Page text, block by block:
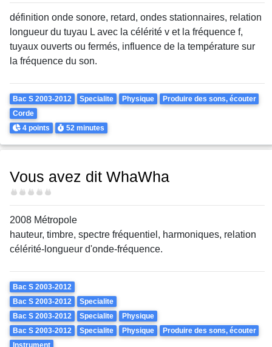
définition onde sonore, retard, ondes stationnaires, relation
longueur du tuyau L avec la célérité v et la fréquence f,
tuyaux ouverts ou fermés, influence de la température sur
la fréquence du son.
Theme
Bac S 2003-2012 Specialite Physique
Produire des sons, écouter
Corde
Points
4 points Durée
52 minutes
Vous avez dit WhaWha
Difficulté
2008 Métropole
hauteur, timbre, spectre fréquentiel, harmoniques, relation
célérité-longueur d'onde-fréquence.
Theme
Bac S 2003-2012
Bac S 2003-2012
Specialite
Bac S 2003-2012
Specialite
Physique
Bac S 2003-2012
Specialite Physique
Produire des sons, écouter
Instrument